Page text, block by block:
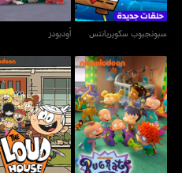
سبونجبوب سكويربانتس أودبودز
روغراتس ذا لاود هاوس